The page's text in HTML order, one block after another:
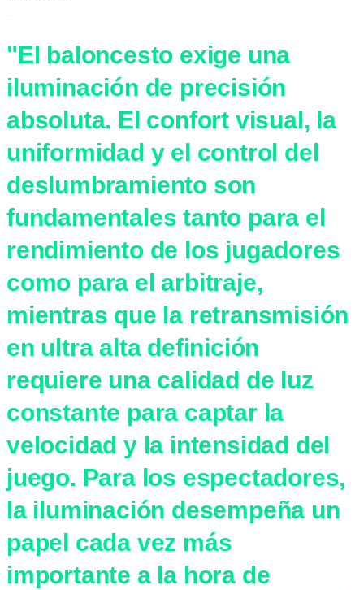
"El baloncesto exige una
iluminación de precisión
absoluta. El confort visual, la
uniformidad y el control del
deslumbramiento son
fundamentales tanto para el
rendimiento de los jugadores
como para el arbitraje,
mientras que la retransmisión
en ultra alta definición
requiere una calidad de luz
constante para captar la
velocidad y la intensidad del
juego. Para los espectadores,
la iluminación desempeña un
papel cada vez más
importante a la hora de